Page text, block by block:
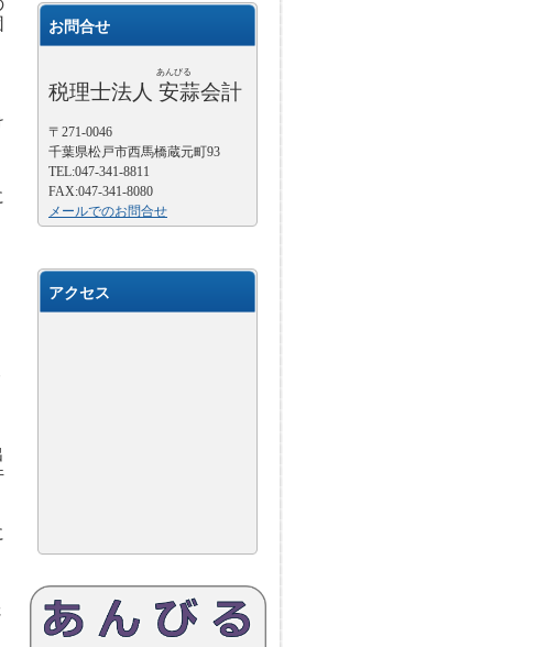
お問合せ
あんびる
税理士法人 安蒜会計
〒271-0046
千葉県松戸市西馬橋蔵元町93
TEL:047-341-8811
FAX:047-341-8080
メールでのお問合せ
アクセス